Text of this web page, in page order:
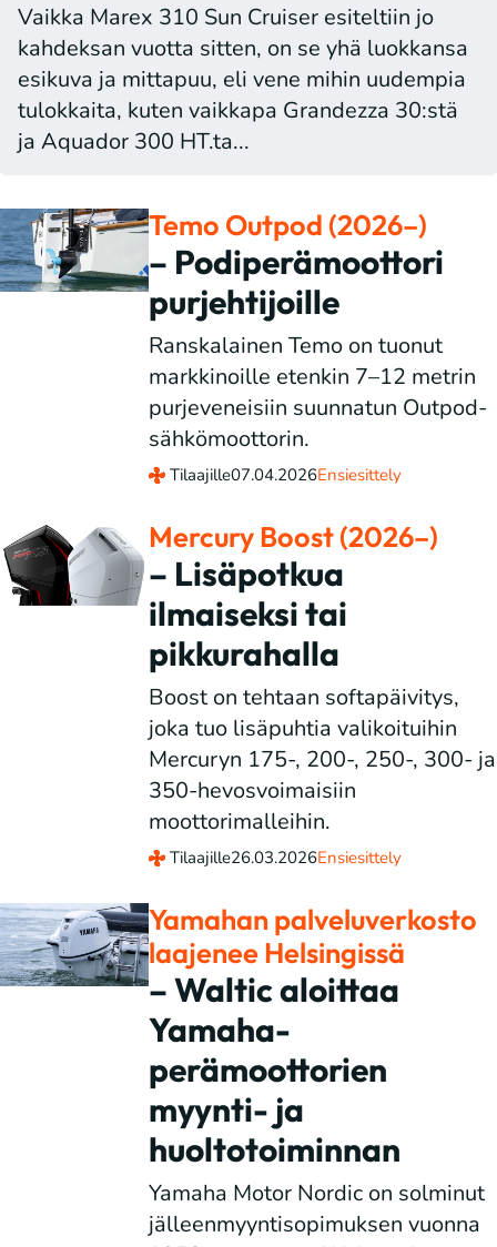
Vaikka Marex 310 Sun Cruiser esiteltiin jo
kahdeksan vuotta sitten, on se yhä luokkansa
esikuva ja mittapuu, eli vene mihin uudempia
tulokkaita, kuten vaikkapa Grandezza 30:stä
ja Aquador 300 HT.ta...
Temo Outpod (2026–)
– Podiperämoottori
purjehtijoille
Ranskalainen Temo on tuonut
markkinoille etenkin 7–12 metrin
purjeveneisiin suunnatun Outpod-
sähkömoottorin.
Tilaajille07.04.2026Ensiesittely
Mercury Boost (2026–)
– Lisäpotkua
ilmaiseksi tai
pikkurahalla
Boost on tehtaan softapäivitys,
joka tuo lisäpuhtia valikoituihin
Mercuryn 175-, 200-, 250-, 300- ja
350-hevosvoimaisiin
moottorimalleihin.
Tilaajille26.03.2026Ensiesittely
Yamahan palveluverkosto
laajenee Helsingissä
– Waltic aloittaa
Yamaha-
perämoottorien
myynti- ja
huoltotoiminnan
Yamaha Motor Nordic on solminut
jälleenmyyntisopimuksen vuonna